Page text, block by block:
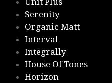
Serenity
Organic Matt
Interval
Integrally
House Of Tones
Horizon